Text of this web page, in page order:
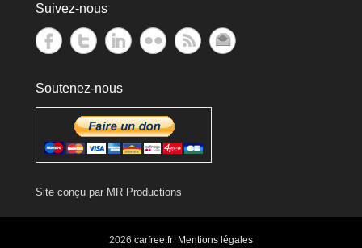
Suivez-nous
Soutenez-nous
Site conçu par MR Productions
2026 carfree.fr Mentions légales